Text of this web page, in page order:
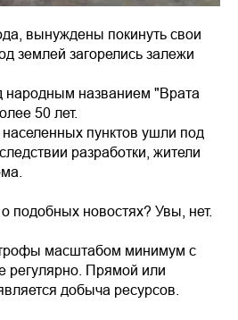
вынуждены покинуть свои
землей загорелись залежи
народным названием "Врата
50 лет.
пунктов ушли под
разработки, жители
новостях? Увы, нет.
масштабом минимум с
регулярно. Прямой или
добыча ресурсов.